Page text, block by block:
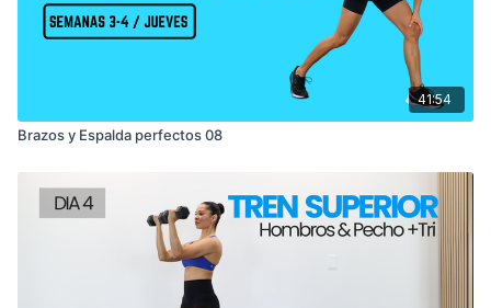
41:54
Brazos y Espalda perfectos 08